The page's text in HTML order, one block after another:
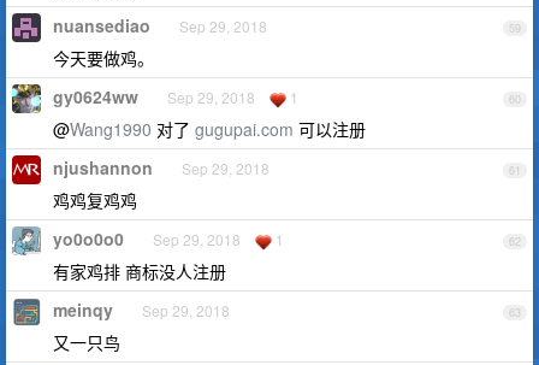
59
nuansediao Sep 29, 2018
今天要做鸡。
60
gy0624ww Sep 29, 2018 1
@Wang1990 对了 gugupai.com 可以注册
61
njushannon Sep 29, 2018
鸡鸡复鸡鸡
62
yo0o0o0 Sep 29, 2018 1
有家鸡排 商标没人注册
63
meinqy Sep 29, 2018
又一只鸟